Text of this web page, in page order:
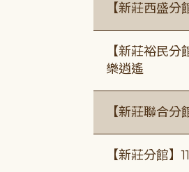
【新莊西盛
【新莊裕民
樂逍遙
【新莊聯合
【新莊分館